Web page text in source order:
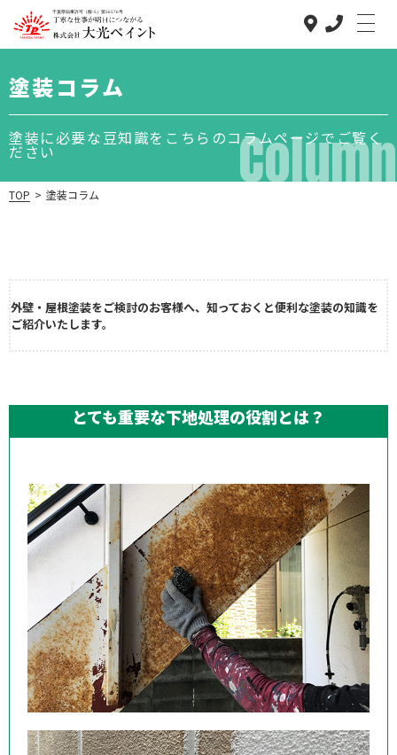
な理由
事業内容
よくある質問
施工実績
塗装コラム
塗装に必要な豆知識をこちらのコラムページでご覧く
ださい Column
TOP > 塗装コラム
外壁・屋根塗装をご検討のお客様へ、知っておくと便利な塗装の知識を
ご紹介いたします。
とても重要な下地処理の役割とは？